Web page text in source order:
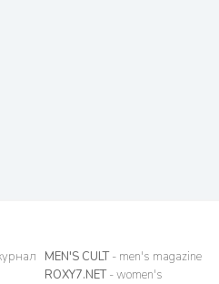
MEN'S CULT- men's magazine
ROXY7.NET- women's